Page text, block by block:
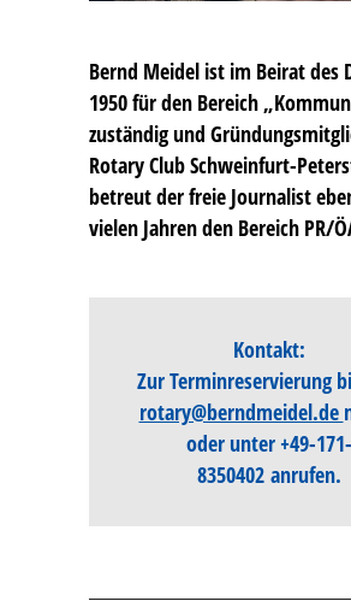
Bernd Meidel ist im Beirat des
1950 für den Bereich
zuständig und
Rotary Club Schweinfurt-
betreut der freie Journalist
vielen Jahren den Bereich PR/
Kontakt:
Zur Terminreservierung
rotary@berndmeidel.de
oder unter +49-171-
8350402 anrufen.